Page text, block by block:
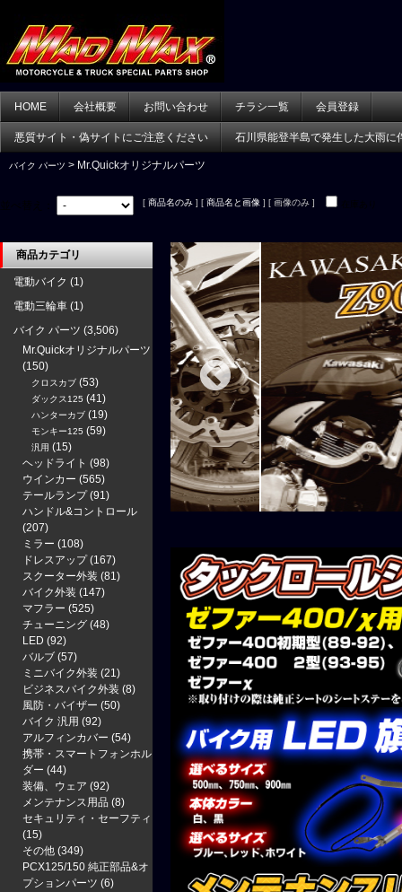
HOME 会社概要 お問い合わせ チラシ一覧 会員登録
悪質サイト・偽サイトにご注意ください 石川県能登半島で発生した大雨に
バイク パーツ > Mr.Quickオリジナルパーツ
[ 商品名のみ ] [ 商品名と画像 ] [ 画像のみ ]
商品カテゴリ
電動バイク (1)
電動三輪車 (1)
バイク パーツ (3,506)
Mr.Quickオリジナルパーツ
(150)
クロスカブ (53)
ダックス125 (41)
ハンターカブ (19)
モンキー125 (59)
汎用 (15)
ヘッドライト (98)
ウインカー (565)
テールランプ (91)
ハンドル&コントロール
(207)
ミラー (108)
ドレスアップ (167)
スクーター外装 (81)
バイク外装 (147)
マフラー (525)
チューニング (48)
LED (92)
バルブ (57)
ミニバイク外装 (21)
ビジネスバイク外装 (8)
風防・バイザー (50)
バイク 汎用 (92)
アルフィンカバー (54)
携帯・スマートフォンホル
ダー (44)
装備、ウェア (92)
メンテナンス用品 (8)
セキュリティ・セーフティ
(15)
その他 (349)
PCX125/150 純正部品&オ
プションパーツ (6)